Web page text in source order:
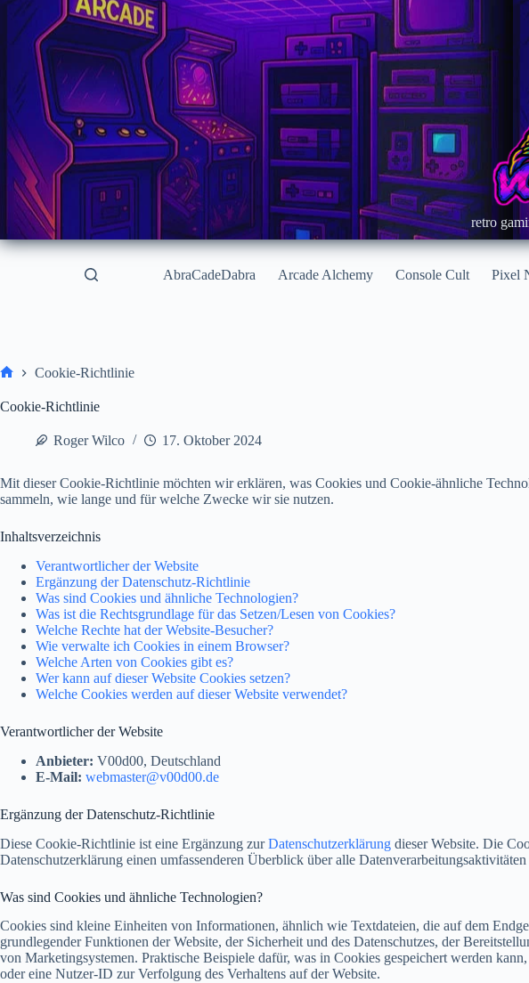
Zum
Inhalt
springen
retro
AbraCadeDabra Arcade Alchemy Console Cult Pixel
Cookie-Richtlinie
Cookie-Richtlinie
Roger Wilco 17. Oktober 2024
Mit dieser Cookie-Richtlinie möchten wir erklären, was Cookies und Cookie-ähnliche
sammeln, wie lange und für welche Zwecke wir sie nutzen.
Inhaltsverzeichnis
Verantwortlicher der Website
Ergänzung der Datenschutz-Richtlinie
Was sind Cookies und ähnliche Technologien?
Was ist die Rechtsgrundlage für das Setzen/Lesen von Cookies?
Welche Rechte hat der Website-Besucher?
Wie verwalte ich Cookies in einem Browser?
Welche Arten von Cookies gibt es?
Wer kann auf dieser Website Cookies setzen?
Welche Cookies werden auf dieser Website verwendet?
Verantwortlicher der Website
Anbieter: V00d00, Deutschland
E-Mail:
ed.00
d00v@
retsa
mbew
Ergänzung der Datenschutz-Richtlinie
Diese Cookie-Richtlinie ist eine Ergänzung zurDatenschutzerklärung dieser Website. Die
Datenschutzerklärung einen umfassenderen Überblick über alle
Was sind Cookies und ähnliche Technologien?
Cookies sind kleine Einheiten von Informationen, ähnlich wie Textdateien, die auf dem
grundlegender Funktionen der Website, der Sicherheit und des Datenschutzes, der
von Marketingsystemen. Praktische Beispiele dafür, was in Cookies gespeichert werden
oder eine Nutzer-ID zur Verfolgung des Verhaltens auf der Website.